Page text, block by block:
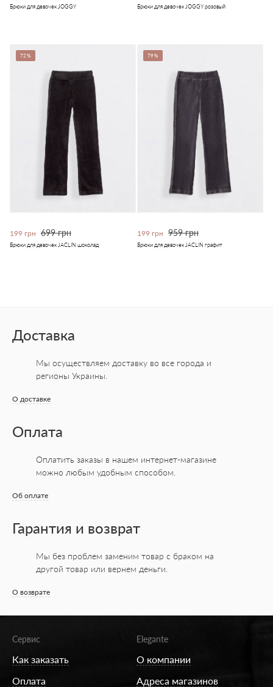
Брюки для девочек JOGGY Брюки для девочек JOGGY розовый
72%
199 грн 699 грн
Брюки для девочек JACLIN шоколад
79%
199 грн 959 грн
Брюки для девочек JACLIN графит
Доставка
Мы осуществляем доставку во все города и
регионы Украины.
О доставке
Оплата
Оплатить заказы в нашем интернет-магазине
можно любым удобным способом.
Об оплате
Гарантия и возврат
Мы без проблем заменим товар с браком на
другой товар или вернем деньги.
О возврате
Сервис
Как заказать
Оплата
Elegante
О компании
Адреса магазинов